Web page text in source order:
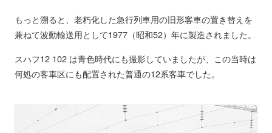
もっと溯ると、老朽化した急行列車用の旧形客車の置き替えを
兼ねて波動輸送用として1977（昭和52）年に製造されました。
スハフ12 102 は青色時代にも撮影していましたが、この当時は
何処の客車区にも配置された普通の12系客車でした。